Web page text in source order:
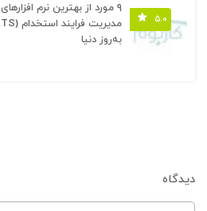
۵.۰
۹ مورد از بهترین نرم افزارهای
به‌روز دنیا
دیدگاه